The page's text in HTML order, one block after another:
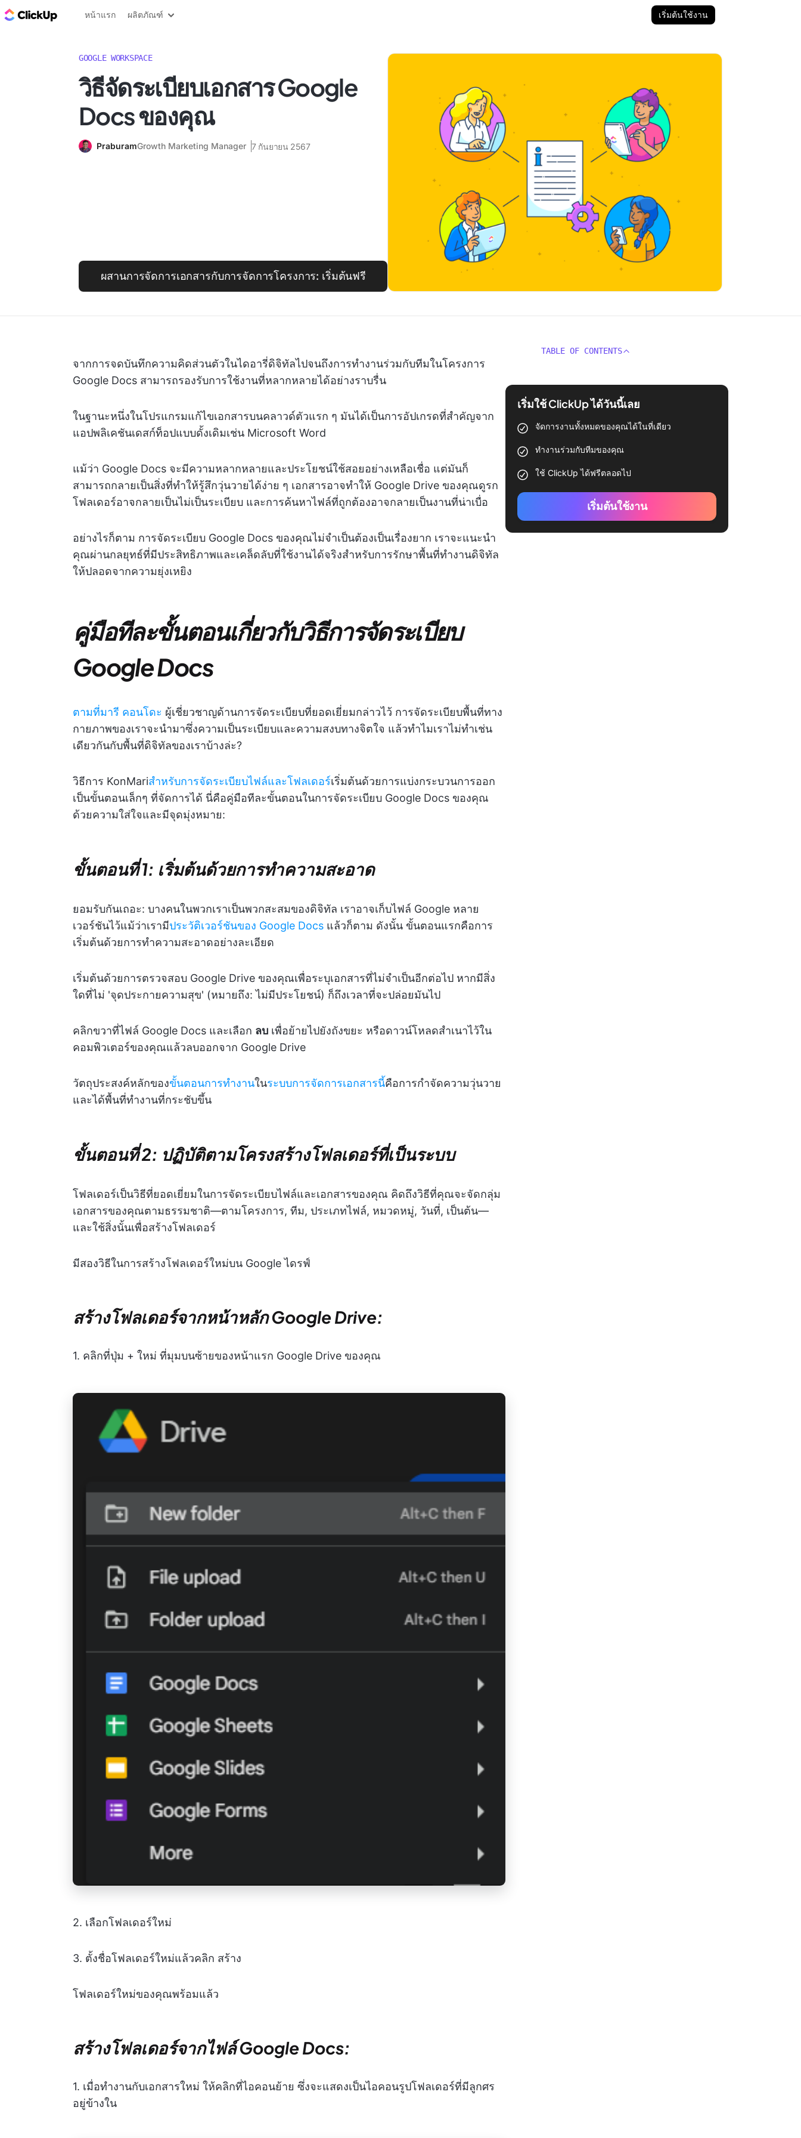
บล็อก ClickUp
หน้าแรก ผลิตภัณฑ์ เริ่มต้นใช้งาน
GOOGLE WORKSPACE
วิธีจัดระเบียบเอกสาร Google
Docs ของคุณ
PraburamGrowth Marketing Manager 7 กันยายน 2567
ผสานการจัดการเอกสารกับการจัดการโครงการ: เริ่มต้นฟรี
จากการจดบันทึกความคิดส่วนตัวในไดอารี่ดิจิทัลไปจนถึงการทำงานร่วมกับทีมในโครงการ
Google Docs สามารถรองรับการใช้งานที่หลากหลายได้อย่างราบรื่น
ในฐานะหนึ่งในโปรแกรมแก้ไขเอกสารบนคลาวด์ตัวแรก ๆ มันได้เป็นการอัปเกรดที่สำคัญจาก
แอปพลิเคชันเดสก์ท็อปแบบดั้งเดิมเช่น Microsoft Word
แม้ว่า Google Docs จะมีความหลากหลายและประโยชน์ใช้สอยอย่างเหลือเชื่อ แต่มันก็
สามารถกลายเป็นสิ่งที่ทำให้รู้สึกวุ่นวายได้ง่าย ๆ เอกสารอาจทำให้ Google Drive ของคุณดูรก
โฟลเดอร์อาจกลายเป็นไม่เป็นระเบียบ และการค้นหาไฟล์ที่ถูกต้องอาจกลายเป็นงานที่น่าเบื่อ
อย่างไรก็ตาม การจัดระเบียบ Google Docs ของคุณไม่จำเป็นต้องเป็นเรื่องยาก เราจะแนะนำ
คุณผ่านกลยุทธ์ที่มีประสิทธิภาพและเคล็ดลับที่ใช้งานได้จริงสำหรับการรักษาพื้นที่ทำงานดิจิทัล
ให้ปลอดจากความยุ่งเหยิง
คู่มือทีละขั้นตอนเกี่ยวกับวิธีการจัดระเบียบ
Google Docs
ตามที่มารี คอนโดะ ผู้เชี่ยวชาญด้านการจัดระเบียบที่ยอดเยี่ยมกล่าวไว้ การจัดระเบียบพื้นที่ทาง
กายภาพของเราจะนำมาซึ่งความเป็นระเบียบและความสงบทางจิตใจ แล้วทำไมเราไม่ทำเช่น
เดียวกันกับพื้นที่ดิจิทัลของเราบ้างล่ะ?
วิธีการ KonMariสำหรับการจัดระเบียบไฟล์และโฟลเดอร์เริ่มต้นด้วยการแบ่งกระบวนการออก
เป็นขั้นตอนเล็กๆ ที่จัดการได้ นี่คือคู่มือทีละขั้นตอนในการจัดระเบียบ Google Docs ของคุณ
ด้วยความใส่ใจและมีจุดมุ่งหมาย:
ขั้นตอนที่ 1: เริ่มต้นด้วยการทำความสะอาด
ยอมรับกันเถอะ: บางคนในพวกเราเป็นพวกสะสมของดิจิทัล เราอาจเก็บไฟล์ Google หลาย
เวอร์ชันไว้แม้ว่าเรามีประวัติเวอร์ชันของ Google Docs แล้วก็ตาม ดังนั้น ขั้นตอนแรกคือการ
เริ่มต้นด้วยการทำความสะอาดอย่างละเอียด
เริ่มต้นด้วยการตรวจสอบ Google Drive ของคุณเพื่อระบุเอกสารที่ไม่จำเป็นอีกต่อไป หากมีสิ่ง
ใดที่ไม่ 'จุดประกายความสุข' (หมายถึง: ไม่มีประโยชน์) ก็ถึงเวลาที่จะปล่อยมันไป
คลิกขวาที่ไฟล์ Google Docs และเลือก ลบ เพื่อย้ายไปยังถังขยะ หรือดาวน์โหลดสำเนาไว้ใน
คอมพิวเตอร์ของคุณแล้วลบออกจาก Google Drive
วัตถุประสงค์หลักของขั้นตอนการทำงานในระบบการจัดการเอกสารนี้คือการกำจัดความวุ่นวาย
และได้พื้นที่ทำงานที่กระชับขึ้น
ขั้นตอนที่ 2: ปฏิบัติตามโครงสร้างโฟลเดอร์ที่เป็นระบบ
โฟลเดอร์เป็นวิธีที่ยอดเยี่ยมในการจัดระเบียบไฟล์และเอกสารของคุณ คิดถึงวิธีที่คุณจะจัดกลุ่ม
เอกสารของคุณตามธรรมชาติ—ตามโครงการ, ทีม, ประเภทไฟล์, หมวดหมู่, วันที่, เป็นต้น—
และใช้สิ่งนั้นเพื่อสร้างโฟลเดอร์
มีสองวิธีในการสร้างโฟลเดอร์ใหม่บน Google ไดรฟ์
สร้างโฟลเดอร์จากหน้าหลัก Google Drive:
1. คลิกที่ปุ่ม + ใหม่ ที่มุมบนซ้ายของหน้าแรก Google Drive ของคุณ
2. เลือกโฟลเดอร์ใหม่
3. ตั้งชื่อโฟลเดอร์ใหม่แล้วคลิก สร้าง
โฟลเดอร์ใหม่ของคุณพร้อมแล้ว
สร้างโฟลเดอร์จากไฟล์ Google Docs:
1. เมื่อทำงานกับเอกสารใหม่ ให้คลิกที่ไอคอนย้าย ซึ่งจะแสดงเป็นไอคอนรูปโฟลเดอร์ที่มีลูกศร
อยู่ข้างใน
TABLE OF CONTENTS
เริ่มใช้ ClickUp ได้วันนี้เลย
จัดการงานทั้งหมดของคุณได้ในที่เดียว
ทำงานร่วมกับทีมของคุณ
ใช้ ClickUp ได้ฟรีตลอดไป
เริ่มต้นใช้งาน